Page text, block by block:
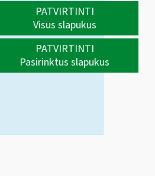
PATVIRTINTI
Visus slapukus
PATVIRTINTI
Pasirinktus slapukus